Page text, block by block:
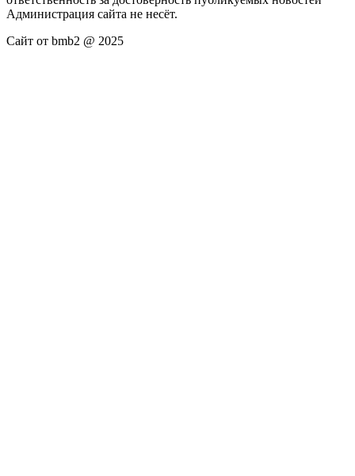
Администрация сайта не несёт.
Сайт от bmb2 @ 2025